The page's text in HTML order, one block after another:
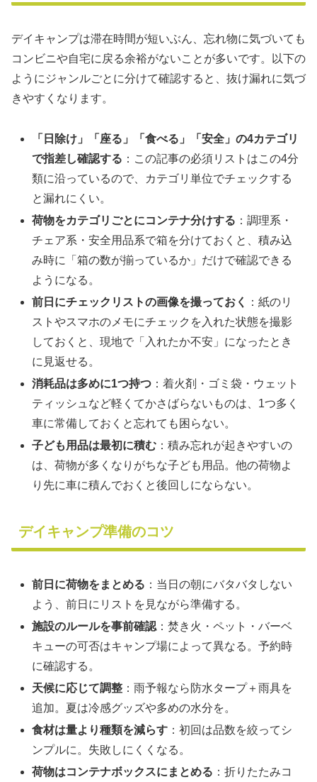
デイキャンプは滞在時間が短いぶん、忘れ物に気づいても
コンビニや自宅に戻る余裕がないことが多いです。以下の
ようにジャンルごとに分けて確認すると、抜け漏れに気づ
きやすくなります。
「日除け」「座る」「食べる」「安全」の4カテゴリ
で指差し確認する ：この記事の必須リストはこの4分
類に沿っているので、カテゴリ単位でチェックする
と漏れにくい。
荷物をカテゴリごとにコンテナ分けする ：調理系・
チェア系・安全用品系で箱を分けておくと、積み込
み時に「箱の数が揃っているか」だけで確認できる
ようになる。
前日にチェックリストの画像を撮っておく
：紙のリ
ストやスマホのメモにチェックを入れた状態を撮影
しておくと、現地で「入れたか不安」になったとき
に見返せる。
消耗品は多めに1つ持つ ：着火剤・ゴミ袋・ウェット
ティッシュなど軽くてかさばらないものは、1つ多く
車に常備しておくと忘れても困らない。
子ども用品は最初に積む ：積み忘れが起きやすいの
は、荷物が多くなりがちな子ども用品。他の荷物よ
り先に車に積んでおくと後回しにならない。
デイキャンプ準備のコツ
前日に荷物をまとめる ：当日の朝にバタバタしない
よう、前日にリストを見ながら準備する。
施設のルールを事前確認 ：焚き火・ペット・バーベ
キューの可否はキャンプ場によって異なる。予約時
に確認する。
天候に応じて調整 ：雨予報なら防水タープ＋雨具を
追加。夏は冷感グッズや多めの水分を。
食材は量より種類を減らす ：初回は品数を絞ってシ
ンプルに。失敗しにくくなる。
荷物はコンテナボックスにまとめる ：折りたたみコ